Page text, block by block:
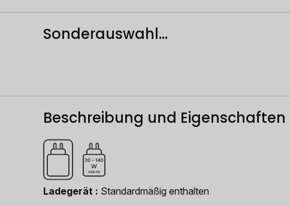
Sonderauswahl...
Beschreibung und Eigenschaften
Ladegerät
Standardmäßig enthalten